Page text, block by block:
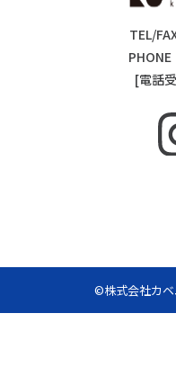
TEL/
[電話
©株式会社カ